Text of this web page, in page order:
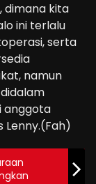
dimana kita
ini terlalu
serta
namun
anggota
Lenny.(Fah)